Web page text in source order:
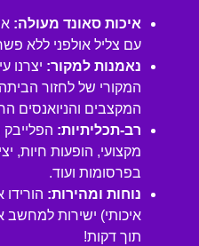
איכות סאונד מעולה:
עם צליל אולפני ללא
נאמנות למקור: יצרנו
המקורי של לחזור
המקצבים והניואנסים
רב-תכליתיות: הפלייבק
מקצועי, הופעות חיות,
בפרסומות ועוד.
נוחות ומהירות:
איכותי) ישירות למחשב
תוך דקות!